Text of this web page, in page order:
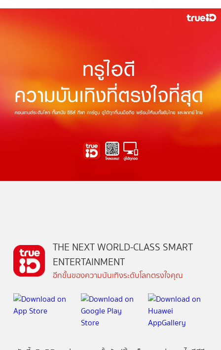
THE NEXT WORLD-CLASS SMART
ENTERTAINMENT
อีกขั้นของความบันเทิงระดับโลกตรงใจคุณ